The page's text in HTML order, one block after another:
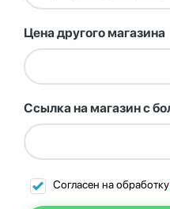
Цена другого магазина
Ссылка на магазин с
Согласен на обработку